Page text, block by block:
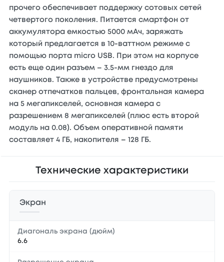
прочего обеспечивает поддержку сотовых сетей
четвертого поколения. Питается смартфон от
аккумулятора емкостью 5000 мАч, заряжать
который предлагается в 10-ваттном режиме с
помощью порта micro USB. При этом на корпусе
есть еще один разъем – 3.5-мм гнездо для
наушников. Также в устройстве предусмотрены
сканер отпечатков пальцев, фронтальная камера
на 5 мегапикселей, основная камера с
разрешением 8 мегапикселей (плюс есть второй
модуль на 0.08). Объем оперативной памяти
составляет 4 ГБ, накопителя – 128 ГБ.
Технические характеристики
Экран
Диагональ экрана (дюйм)
6.6